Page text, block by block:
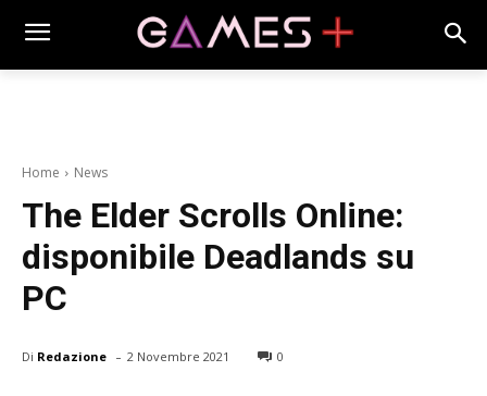
Home News
The Elder Scrolls Online:
disponibile Deadlands su
PC
Di Redazione - 2 Novembre 2021 0